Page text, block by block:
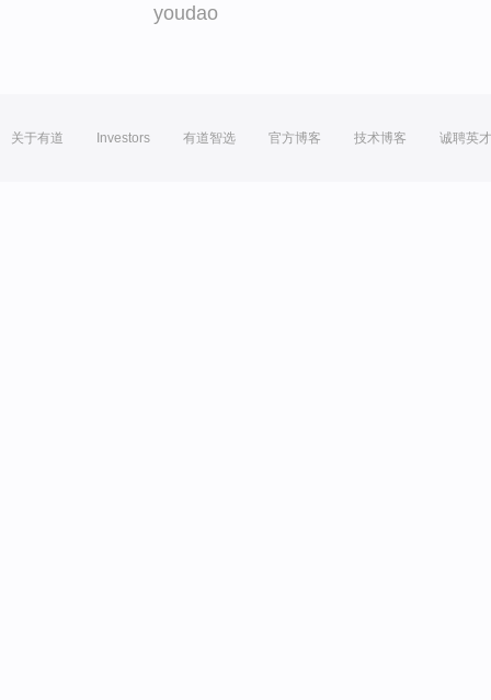
youdao
关于有道 Investors 有道智选 官方博客 技术博客 诚聘英才